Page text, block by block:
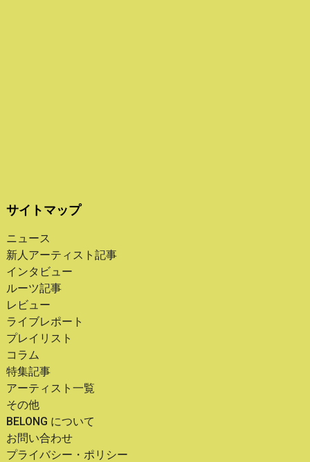
サイトマップ
ニュース
新人アーティスト記事
インタビュー
ルーツ記事
レビュー
ライブレポート
プレイリスト
コラム
特集記事
アーティスト一覧
その他
BELONG について
お問い合わせ
プライバシー・ポリシー